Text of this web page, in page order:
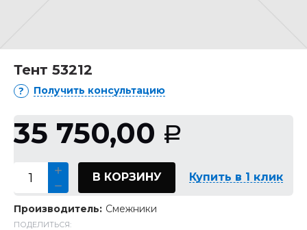
Тент 53212
Получить консультацию
35 750,00 Р
В КОРЗИНУ Купить в 1 клик
Производитель: Смежники
ПОДЕЛИТЬСЯ: